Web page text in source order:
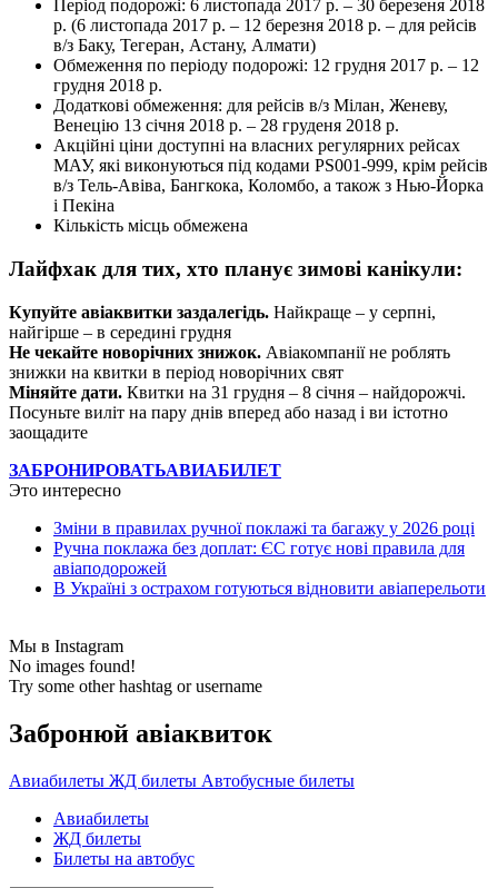
Період подорожі: 6 листопада 2017 р. – 30 березеня 2018
р. (6 листопада 2017 р. – 12 березня 2018 р. – для рейсів
в/з Баку, Тегеран, Астану, Алмати)
Обмеження по періоду подорожі: 12 грудня 2017 р. – 12
грудня 2018 р.
Додаткові обмеження: для рейсів в/з Мілан, Женеву,
Венецію 13 січня 2018 р. – 28 груденя 2018 р.
Акційні ціни доступні на власних регулярних рейсах
МАУ, які виконуються під кодами PS001-999, крім рейсів
в/з Тель-Авіва, Бангкока, Коломбо, а також з Нью-Йорка
і Пекіна
Кількість місць обмежена
Лайфхак для тих, хто планує зимові канікули:
Купуйте авіаквитки заздалегідь. Найкраще – у серпні,
найгірше – в середині грудня
Не чекайте новорічних знижок. Авіакомпанії не роблять
знижки на квитки в період новорічних свят
Міняйте дати. Квитки на 31 грудня – 8 січня – найдорожчі.
Посуньте виліт на пару днів вперед або назад і ви істотно
заощадите
ЗАБРОНИРОВАТЬАВИАБИЛЕТ
Это интересно
Зміни в правилах ручної поклажі та багажу у 2026 році
Ручна поклажа без доплат: ЄС готує нові правила для
авіаподорожей
В Україні з острахом готуються відновити авіаперельоти
Мы в Instagram
No images found!
Try some other hashtag or username
Забронюй авiаквиток
Авиабилеты ЖД билеты Автобусные билеты
Авиабилеты
ЖД билеты
Билеты на автобус